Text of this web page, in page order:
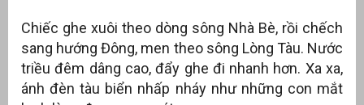
Chiếc ghe xuôi theo dòng sông Nhà Bè, rồi chếch
sang hướng Đông, men theo sông Lòng Tàu. Nước
triều đêm dâng cao, đẩy ghe đi nhanh hơn. Xa xa,
ánh đèn tàu biển nhấp nháy như những con mắt